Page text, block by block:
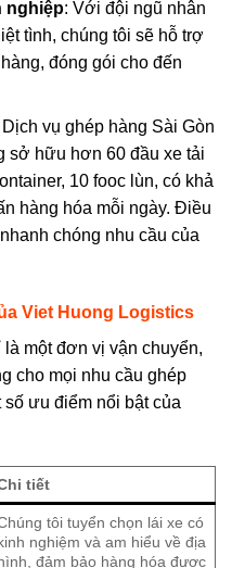
nghiệp: Với đội ngũ nhân
tình, chúng tôi sẽ hỗ trợ
đóng gói cho đến
Dịch vụ ghép hàng Sài Gòn
sở hữu hơn 60 đầu xe tải
10 fooc lùn, có khả
hàng hóa mỗi ngày. Điều
chóng nhu cầu của
Viet Huong Logistics
một đơn vị vận chuyển,
cho mọi nhu cầu ghép
ưu điểm nổi bật của
tiết
tôi tuyển chọn lái xe có
nghiệm và am hiểu về địa
đảm bảo hàng hóa được